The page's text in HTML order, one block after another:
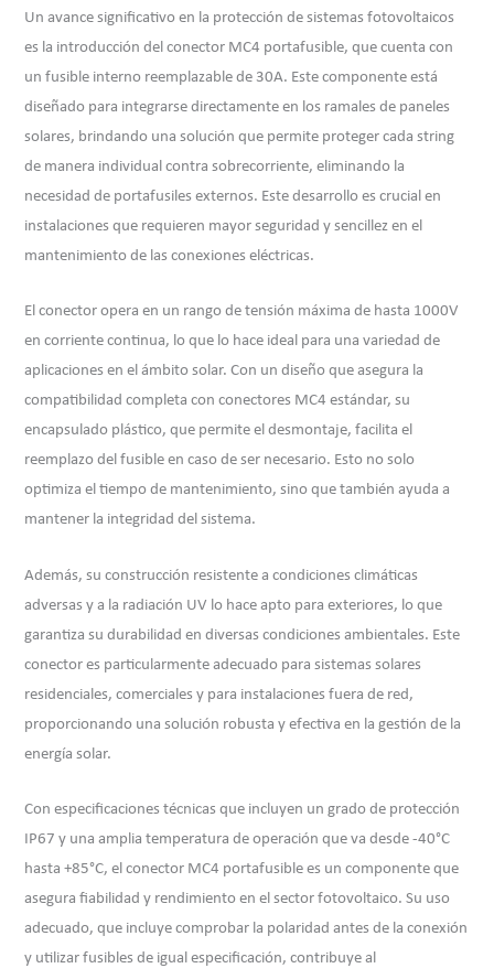
Un avance significativo en la protección de sistemas fotovoltaicos
es la introducción del conector MC4 portafusible, que cuenta con
un fusible interno reemplazable de 30A. Este componente está
diseñado para integrarse directamente en los ramales de paneles
solares, brindando una solución que permite proteger cada string
de manera individual contra sobrecorriente, eliminando la
necesidad de portafusiles externos. Este desarrollo es crucial en
instalaciones que requieren mayor seguridad y sencillez en el
mantenimiento de las conexiones eléctricas.
El conector opera en un rango de tensión máxima de hasta 1000V
en corriente continua, lo que lo hace ideal para una variedad de
aplicaciones en el ámbito solar. Con un diseño que asegura la
compatibilidad completa con conectores MC4 estándar, su
encapsulado plástico, que permite el desmontaje, facilita el
reemplazo del fusible en caso de ser necesario. Esto no solo
optimiza el tiempo de mantenimiento, sino que también ayuda a
mantener la integridad del sistema.
Además, su construcción resistente a condiciones climáticas
adversas y a la radiación UV lo hace apto para exteriores, lo que
garantiza su durabilidad en diversas condiciones ambientales. Este
conector es particularmente adecuado para sistemas solares
residenciales, comerciales y para instalaciones fuera de red,
proporcionando una solución robusta y efectiva en la gestión de la
energía solar.
Con especificaciones técnicas que incluyen un grado de protección
IP67 y una amplia temperatura de operación que va desde -40°C
hasta +85°C, el conector MC4 portafusible es un componente que
asegura fiabilidad y rendimiento en el sector fotovoltaico. Su uso
adecuado, que incluye comprobar la polaridad antes de la conexión
y utilizar fusibles de igual especificación, contribuye al